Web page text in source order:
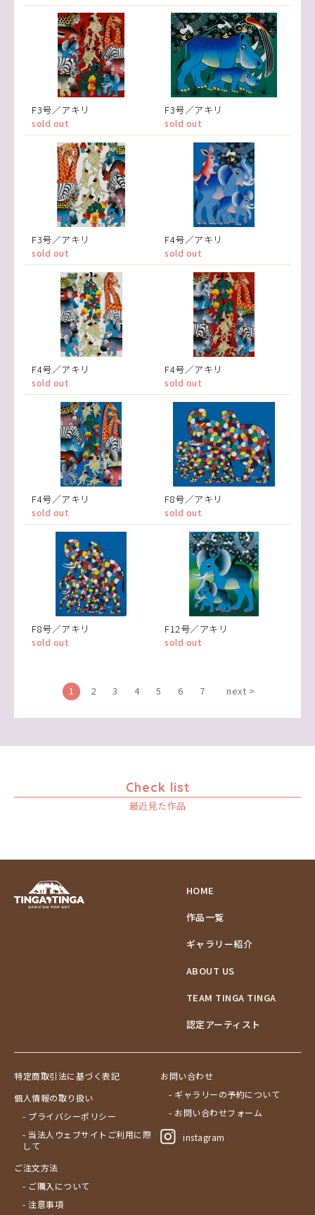
F3号／アキリ
sold out
F3号／アキリ
sold out
F3号／アキリ
sold out
F4号／アキリ
sold out
F4号／アキリ
sold out
F4号／アキリ
sold out
F4号／アキリ
sold out
F8号／アキリ
sold out
F8号／アキリ
sold out
F12号／アキリ
sold out
1 2 3 4 5 6 7 next >
Check list
最近見た作品
HOME
作品一覧
ギャラリー紹介
ABOUT US
TEAM TINGA TINGA
認定アーティスト
特定商取引法に基づく表記
個人情報の取り扱い
- プライバシーポリシー
- 当法人ウェブサイトご利用に際
して
ご注文方法
- ご購入について
- 注意事項
お問い合わせ
- ギャラリーの予約について
- お問い合わせフォーム
instagram